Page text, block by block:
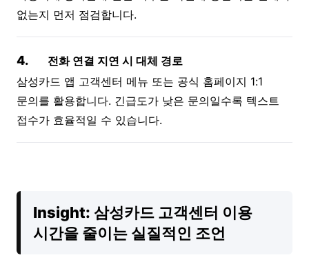
없는지 먼저 점검합니다.
4.
전화 연결 지연 시 대체 경로
삼성카드 앱 고객센터 메뉴 또는 공식 홈페이지 1:1
문의를 활용합니다. 긴급도가 낮은 문의일수록 텍스트
접수가 효율적일 수 있습니다.
Insight: 삼성카드 고객센터 이용
시간을 줄이는 실질적인 조언